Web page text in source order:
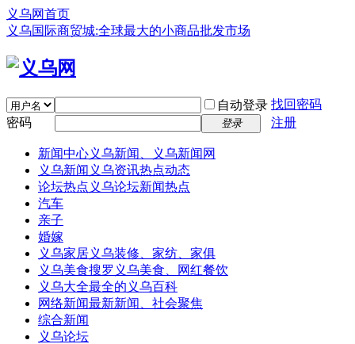
义乌网首页
义乌国际商贸城:全球最大的小商品批发市场
自动登录 找回密码
密码
登录 注册
新闻中心义乌新闻、义乌新闻网
义乌新闻 义乌资讯热点动态
论坛热点 义乌论坛新闻热点
汽车
亲子
婚嫁
义乌家居义乌装修、家纺、家俱
义乌美食搜罗义乌美食、网红餐饮
义乌大全最全的义乌百科
网络新闻最新新闻、社会聚焦
综合新闻
义乌论坛